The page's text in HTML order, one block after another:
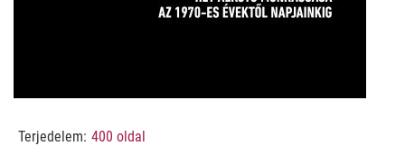
Terjedelem: 400 oldal